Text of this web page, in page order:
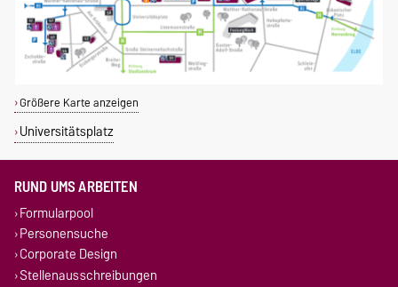
Größere Karte anzeigen
Universitätsplatz
RUND UMS ARBEITEN
Formularpool
Personensuche
Corporate Design
Stellenausschreibungen